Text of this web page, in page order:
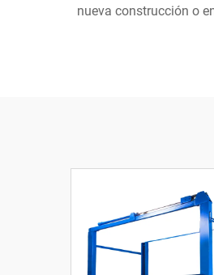
nueva construcción o